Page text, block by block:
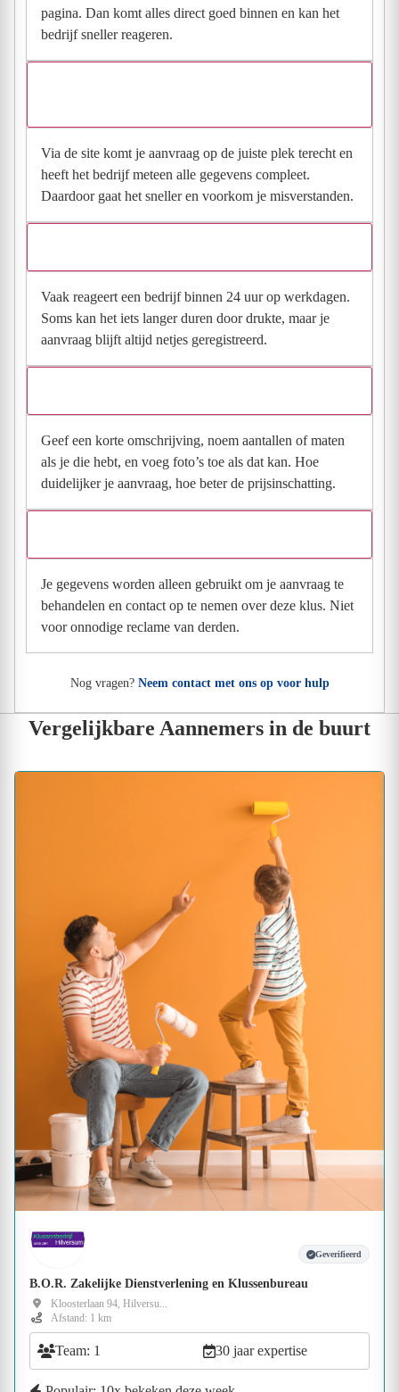
pagina. Dan komt alles direct goed binnen en kan het
bedrijf sneller reageren.
Via de site komt je aanvraag op de juiste plek terecht en
heeft het bedrijf meteen alle gegevens compleet.
Daardoor gaat het sneller en voorkom je misverstanden.
Vaak reageert een bedrijf binnen 24 uur op werkdagen.
Soms kan het iets langer duren door drukte, maar je
aanvraag blijft altijd netjes geregistreerd.
Geef een korte omschrijving, noem aantallen of maten
als je die hebt, en voeg foto’s toe als dat kan. Hoe
duidelijker je aanvraag, hoe beter de prijsinschatting.
Je gegevens worden alleen gebruikt om je aanvraag te
behandelen en contact op te nemen over deze klus. Niet
voor onnodige reclame van derden.
Nog vragen? Neem contact met ons op voor hulp
Vergelijkbare Aannemers in de buurt
Geverifieerd
B.O.R. Zakelijke Dienstverlening en Klussenbureau
Kloosterlaan 94, Hilversu...
Afstand: 1 km
Team: 1 30 jaar expertise